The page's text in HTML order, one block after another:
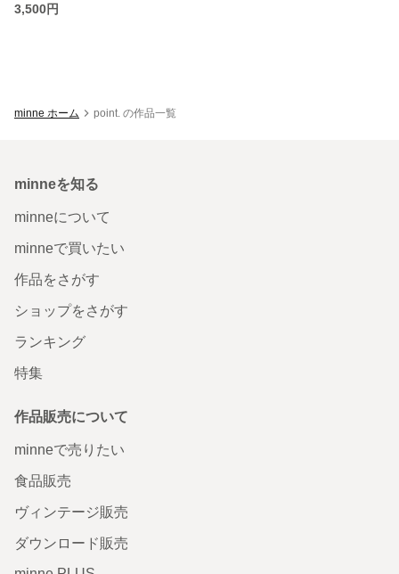
3,500円
minne ホーム point. の作品一覧
minneを知る
minneについて
minneで買いたい
作品をさがす
ショップをさがす
ランキング
特集
作品販売について
minneで売りたい
食品販売
ヴィンテージ販売
ダウンロード販売